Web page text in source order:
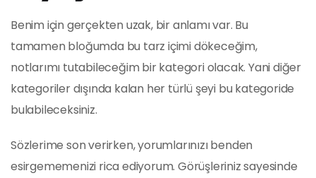
Benim için gerçekten uzak, bir anlamı var. Bu
tamamen bloğumda bu tarz içimi dökeceğim,
notlarımı tutabileceğim bir kategori olacak. Yani diğer
kategoriler dışında kalan her türlü şeyi bu kategoride
bulabileceksiniz.
Sözlerime son verirken, yorumlarınızı benden
esirgememenizi rica ediyorum. Görüşleriniz sayesinde